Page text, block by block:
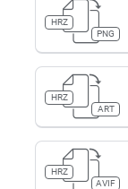
HRZ
PNG
HRZ
ART
HRZ
AVIF